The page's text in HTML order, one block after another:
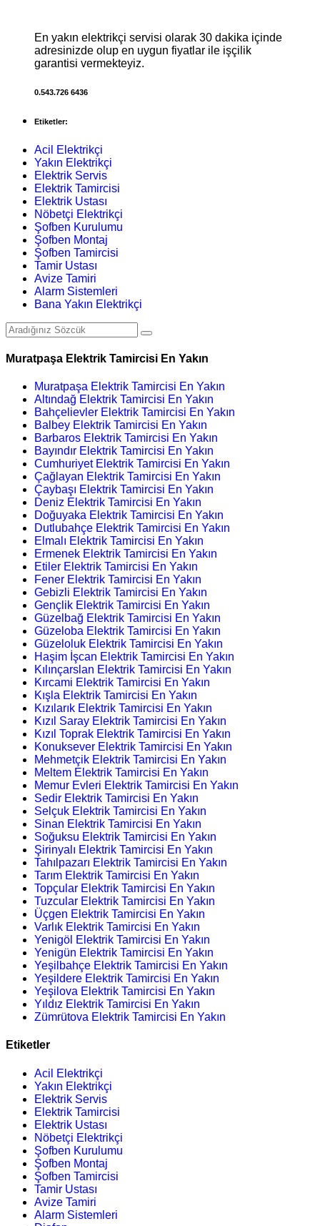
En yakın elektrikçi servisi olarak 30 dakika içinde
adresinizde olup en uygun fiyatlar ile işçilik
garantisi vermekteyiz.
0.543.726 6436
Etiketler:
Acil Elektrikçi
Yakın Elektrikçi
Elektrik Servis
Elektrik Tamircisi
Elektrik Ustası
Nöbetçi Elektrikçi
Şofben Kurulumu
Şofben Montaj
Şofben Tamircisi
Tamir Ustası
Avize Tamiri
Alarm Sistemleri
Bana Yakın Elektrikçi
Muratpaşa Elektrik Tamircisi En Yakın
Muratpaşa Elektrik Tamircisi En Yakın
Altındağ Elektrik Tamircisi En Yakın
Bahçelievler Elektrik Tamircisi En Yakın
Balbey Elektrik Tamircisi En Yakın
Barbaros Elektrik Tamircisi En Yakın
Bayındır Elektrik Tamircisi En Yakın
Cumhuriyet Elektrik Tamircisi En Yakın
Çağlayan Elektrik Tamircisi En Yakın
Çaybaşı Elektrik Tamircisi En Yakın
Deniz Elektrik Tamircisi En Yakın
Doğuyaka Elektrik Tamircisi En Yakın
Dutlubahçe Elektrik Tamircisi En Yakın
Elmalı Elektrik Tamircisi En Yakın
Ermenek Elektrik Tamircisi En Yakın
Etiler Elektrik Tamircisi En Yakın
Fener Elektrik Tamircisi En Yakın
Gebizli Elektrik Tamircisi En Yakın
Gençlik Elektrik Tamircisi En Yakın
Güzelbağ Elektrik Tamircisi En Yakın
Güzeloba Elektrik Tamircisi En Yakın
Güzeloluk Elektrik Tamircisi En Yakın
Haşim İşcan Elektrik Tamircisi En Yakın
Kılınçarslan Elektrik Tamircisi En Yakın
Kırcami Elektrik Tamircisi En Yakın
Kışla Elektrik Tamircisi En Yakın
Kızılarık Elektrik Tamircisi En Yakın
Kızıl Saray Elektrik Tamircisi En Yakın
Kızıl Toprak Elektrik Tamircisi En Yakın
Konuksever Elektrik Tamircisi En Yakın
Mehmetçik Elektrik Tamircisi En Yakın
Meltem Elektrik Tamircisi En Yakın
Memur Evleri Elektrik Tamircisi En Yakın
Sedir Elektrik Tamircisi En Yakın
Selçuk Elektrik Tamircisi En Yakın
Sinan Elektrik Tamircisi En Yakın
Soğuksu Elektrik Tamircisi En Yakın
Şirinyalı Elektrik Tamircisi En Yakın
Tahılpazarı Elektrik Tamircisi En Yakın
Tarım Elektrik Tamircisi En Yakın
Topçular Elektrik Tamircisi En Yakın
Tuzcular Elektrik Tamircisi En Yakın
Üçgen Elektrik Tamircisi En Yakın
Varlık Elektrik Tamircisi En Yakın
Yenigöl Elektrik Tamircisi En Yakın
Yenigün Elektrik Tamircisi En Yakın
Yeşilbahçe Elektrik Tamircisi En Yakın
Yeşildere Elektrik Tamircisi En Yakın
Yeşilova Elektrik Tamircisi En Yakın
Yıldız Elektrik Tamircisi En Yakın
Zümrütova Elektrik Tamircisi En Yakın
Etiketler
Acil Elektrikçi
Yakın Elektrikçi
Elektrik Servis
Elektrik Tamircisi
Elektrik Ustası
Nöbetçi Elektrikçi
Şofben Kurulumu
Şofben Montaj
Şofben Tamircisi
Tamir Ustası
Avize Tamiri
Alarm Sistemleri